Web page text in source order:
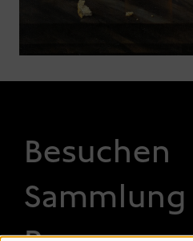
FOOTER 1
Besuchen
Sammlung